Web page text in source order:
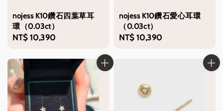
nojess K10鑽石四葉草耳
環（0.03ct）
Regular
NT$ 10,390
nojess K10鑽石愛心耳環
（0.03ct）
Regular
NT$ 10,390